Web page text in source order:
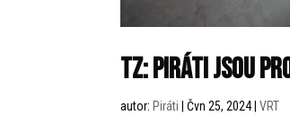
TZ: Piráti jsou
autor: Piráti |Čvn 25, 2024|VRT